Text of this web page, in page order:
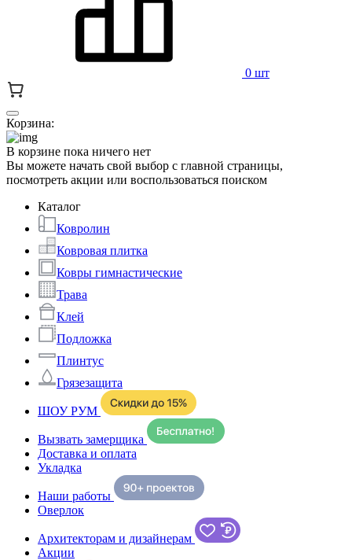
0 шт
Корзина:
В корзине пока ничего нет
Вы можете начать свой выбор с главной страницы,
посмотреть акции или воспользоваться поиском
Каталог
Ковролин
Ковровая плитка
Ковры гимнастические
Трава
Клей
Подложка
Плинтус
Грязезащита
ШОУ РУМ
Вызвать замерщика
Доставка и оплата
Укладка
Наши работы
Оверлок
Архитекторам и дизайнерам
Акции